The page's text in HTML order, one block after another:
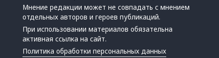
Мнение редакции может не совпадать с мнением
отдельных авторов и героев публикаций.
При использовании материалов обязательна
активная ссылка на сайт.
Политика обработки персональных данных